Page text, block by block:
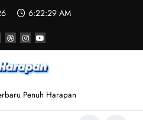
6:22:29 AM
Penuh Harapan